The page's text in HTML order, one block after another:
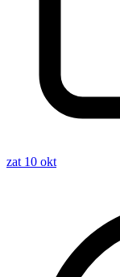
zat 10 okt